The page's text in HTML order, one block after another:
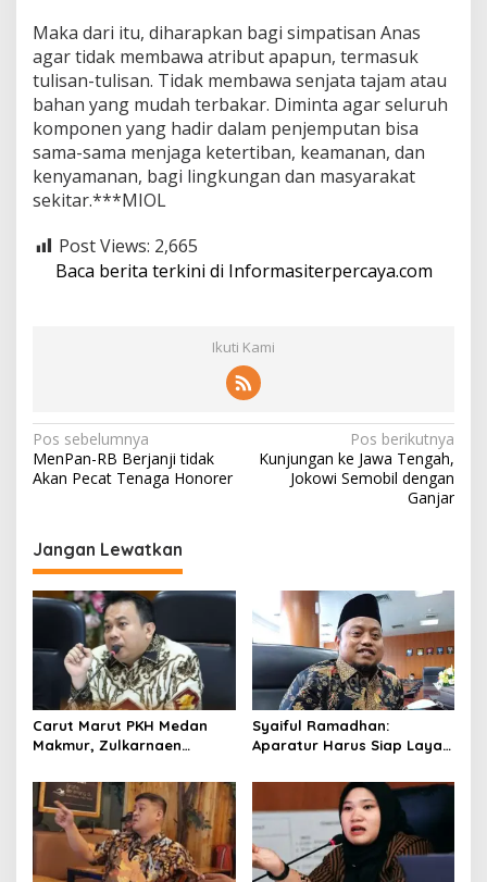
Maka dari itu, diharapkan bagi simpatisan Anas
agar tidak membawa atribut apapun, termasuk
tulisan-tulisan. Tidak membawa senjata tajam atau
bahan yang mudah terbakar. Diminta agar seluruh
komponen yang hadir dalam penjemputan bisa
sama-sama menjaga ketertiban, keamanan, dan
kenyamanan, bagi lingkungan dan masyarakat
sekitar.***MIOL
Post Views: 2,665
Baca berita terkini di Informasiterpercaya.com
Ikuti Kami
N
a
i
g
a
i
o
s
Pos sebelumnya
MenPan-RB Berjanji tidak
Akan Pecat Tenaga Honorer
Pos berikutnya
Kunjungan ke Jawa Tengah,
Jokowi Semobil dengan
Ganjar
Jangan Lewatkan
Carut Marut PKH Medan
Makmur, Zulkarnaen
Pemko Salurkan Bansos
Syaiful Ramadhan:
Aparatur Harus Siap Layani
Senang